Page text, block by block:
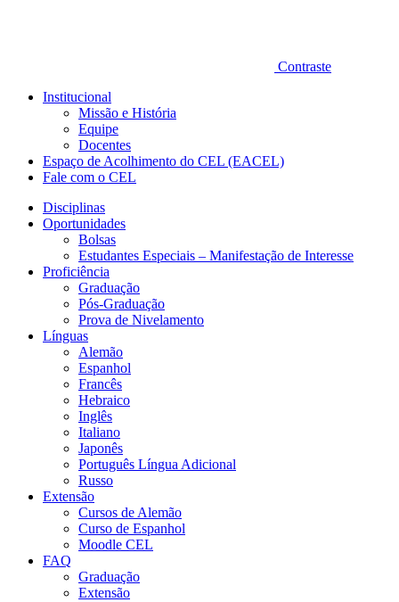
Contraste
Institucional
Missão e História
Equipe
Docentes
Espaço de Acolhimento do CEL (EACEL)
Fale com o CEL
Disciplinas
Oportunidades
Bolsas
Estudantes Especiais – Manifestação de Interesse
Proficiência
Graduação
Pós-Graduação
Prova de Nivelamento
Línguas
Alemão
Espanhol
Francês
Hebraico
Inglês
Italiano
Japonês
Português Língua Adicional
Russo
Extensão
Cursos de Alemão
Curso de Espanhol
Moodle CEL
FAQ
Graduação
Extensão